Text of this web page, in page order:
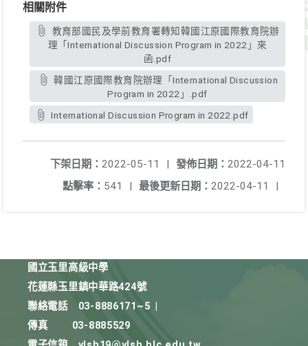
相關附件
理「International Discussion Program in 2022」來
函.pdf
韓國江原國際教育院辦理「International Discussion
Program in 2022」.pdf
International Discussion Program in 2022.pdf
發佈日期： 2022-04-11
下架日期： 2022-05-11
|
最後更新日期： 2022-04-11 |
點擊率： 541 |
國立玉里高級中學
花蓮縣玉里鎮中華路424號
聯絡電話
03-8886171~5
傳真
03-8885529